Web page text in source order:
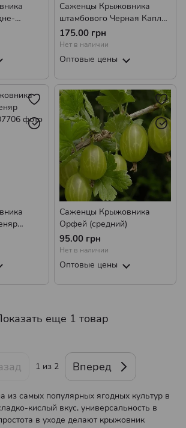
Саженцы Крыжовника
штамбового Черная Капля
(средне-ранний)
175.00 грн
Нет в наличии
Оптовые цены
Саженцы Крыжовника
Орфей (средний)
95.00 грн
Нет в наличии
Оптовые цены
еще 1 товар
1 из 2 Вперед
самых популярных ягодных культур в
кислый вкус, универсальность в
в уходе делают крыжовник